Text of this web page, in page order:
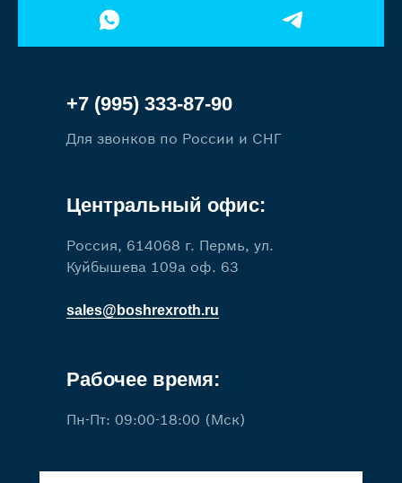
Для звонков по России и СНГ
+7 (995) 333-87-90
Россия, 614068 г. Пермь, ул.
Куйбышева 109а оф. 63
sales@boshrexroth.ru
Центральный офис:
Пн-Пт: 09:00-18:00 (Мск)
Рабочее время: